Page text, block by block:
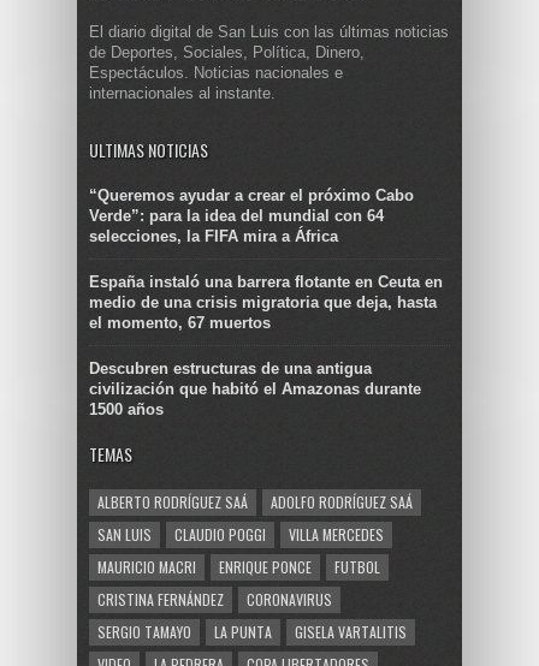
El diario digital de San Luis con las últimas noticias
de Deportes, Sociales, Política, Dinero,
Espectáculos. Noticias nacionales e
internacionales al instante.
ULTIMAS NOTICIAS
“Queremos ayudar a crear el próximo Cabo
Verde”: para la idea del mundial con 64
selecciones, la FIFA mira a África
España instaló una barrera flotante en Ceuta en
medio de una crisis migratoria que deja, hasta
el momento, 67 muertos
Descubren estructuras de una antigua
civilización que habitó el Amazonas durante
1500 años
TEMAS
ALBERTO RODRÍGUEZ SAÁ
ADOLFO RODRÍGUEZ SAÁ
SAN LUIS
CLAUDIO POGGI
VILLA MERCEDES
MAURICIO MACRI
ENRIQUE PONCE
FUTBOL
CRISTINA FERNÁNDEZ
CORONAVIRUS
SERGIO TAMAYO
LA PUNTA
GISELA VARTALITIS